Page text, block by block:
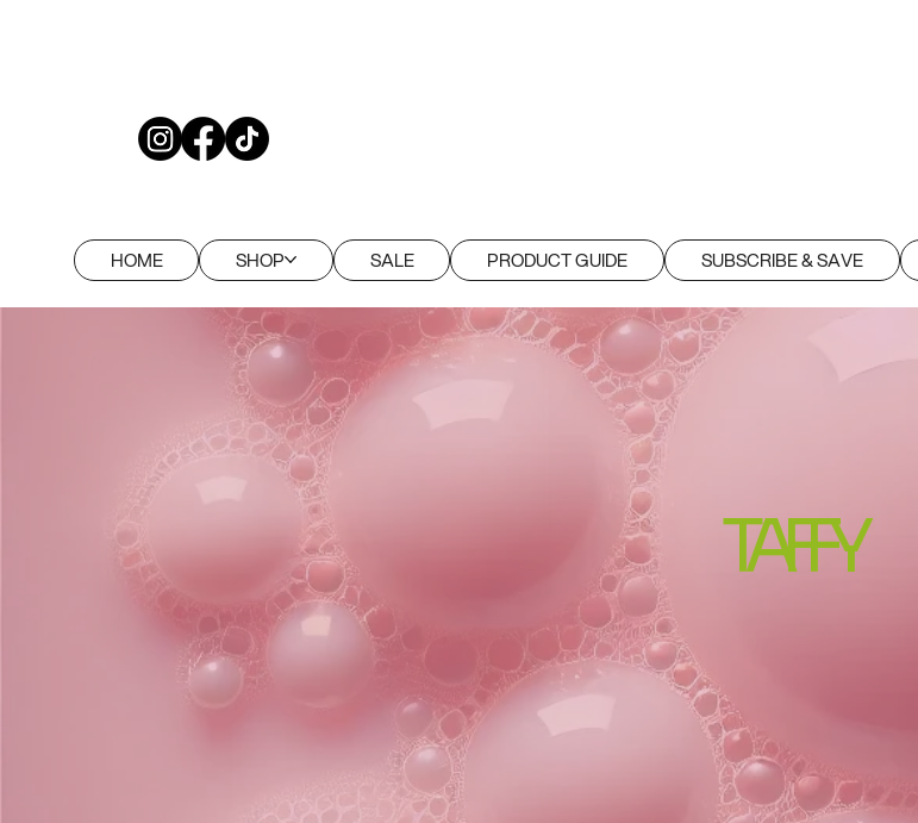
HOME SHOP SALE PRODUCT GUIDE SUBSCRIBE & SAVE
TAFFY